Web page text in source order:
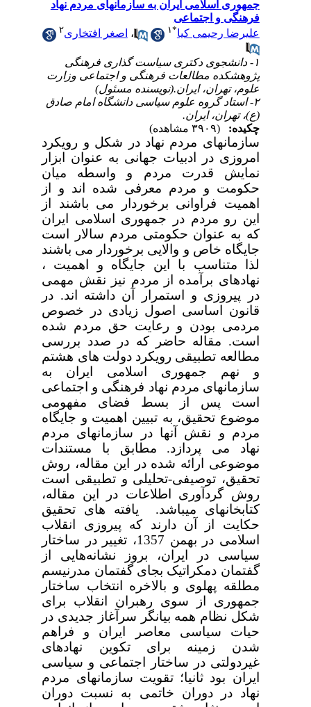
جمهوری اسلامی ایران به سازمانهای مردم نهاد
فرهنگی و اجتماعی
علیرضا رحیمی کیا* ۱ ،اصغر افتخاری۲
۱- دانشجوی دکتری سیاست گذاری فرهنگی
پژوهشکده مطالعات فرهنگی و اجتماعی وزارت
علوم، تهران، ایران.(نویسنده مسئول)
۲- استاد گروه علوم سیاسی دانشگاه امام صادق
(ع)، تهران، ایران.
چکیده:
سازمانهای مردم نهاد در شکل و رویکرد
امروزی در ادبیات جهانی به عنوان ابزار
نمایش قدرت مردم و واسطه میان
حکومت و مردم معرفی شده اند و از
اهمیت فراوانی برخوردار می باشند از
این رو مردم در جمهوری اسلامی ایران
که به عنوان حکومتی مردم سالار است
جایگاه خاص و والایی برخوردار می باشند
لذا متناسب با این جایگاه و اهمیت ،
نهادهای برآمده از مردم نیز نقش مهمی
در پیروزی و استمرار آن داشته اند. در
قانون اساسی اصول زیادی در خصوص
مردمی بودن و رعایت حق مردم شده
است.مقالهحاضر کهدر
صدد بررسی
مطالعه تطبیقی رویکرد دولت های هشتم
و نهم جمهوری اسلامی ایران به
سازمانهای مردم نهاد فرهنگی و اجتماعی
است پس از بسط فضای مفهومی
موضوع تحقیق، به تبیین اهمیت و جایگاه
مردم و نقش آنها در سازمانهای مردم
نهاد می پردازد.
مطابق با مستندات
موضوعی ارائه شده در این مقاله، روش
تحقیق، توصیفی-تحلیلی و تطبیقی است
روش گردآوری اطلاعات در این مقاله،
کتابخانه­ای می­باشد.
یافته های تحقیق
حکایت از آن دارند که پیروزی انقلاب
اسلامی در بهمن 1357، تغییر در ساختار
سیاسی در ایران، بروز نشانه‌هایی از
گفتمان دمکراتیک بجای گفتمان مدرنیسم
مطلقه پهلوی و بالاخره انتخاب ساختار
جمهوری از سوی رهبران انقلاب برای
شکل نظام همه بیانگر سرآغاز جدیدی در
حیات سیاسی معاصر ایران و فراهم
شدن زمینه برای تکوین نهادهای
غیردولتی در ساختار اجتماعی و سیاسی
ایران بود ثانیا؛ تقویت سازمانهای مردم
نهاد در دوران خاتمی به نسبت دوران